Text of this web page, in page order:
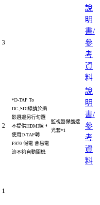
3
說
明
書/
參
考
資
料
2
*D-TAP To
DC,SDI線請於攝
影週邊另行勾選
不提供HDMI線 *
使用D-TAP轉
F970 假電 會易電
流不夠自動關機
監視器保護遮
光套*1
說
明
書/
參
考
資
料
1